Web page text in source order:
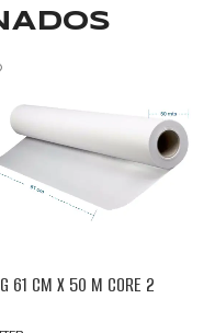
61 CM X 50 M CORE 2